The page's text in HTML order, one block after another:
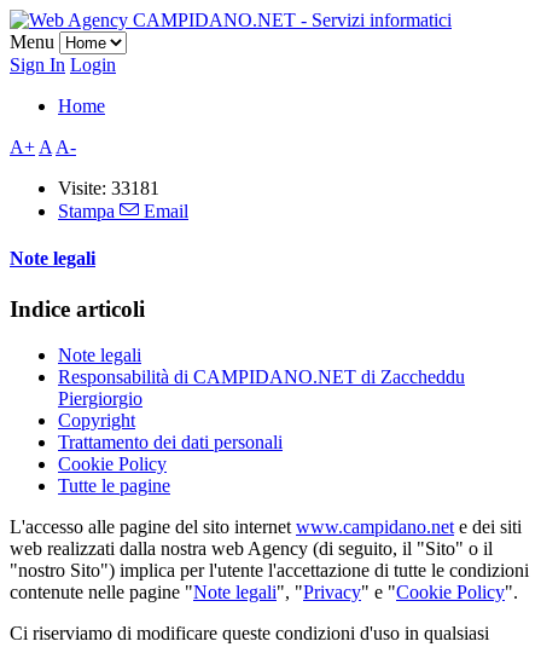
Menu
Sign In Login
Home
A+ A A-
Visite: 33181
Stampa
Email
Note legali
Indice articoli
Note legali
Responsabilità di CAMPIDANO.NET di Zaccheddu
Piergiorgio
Copyright
Trattamento dei dati personali
Cookie Policy
Tutte le pagine
L'accesso alle pagine del sito internet www.campidano.net e dei siti
web realizzati dalla nostra web Agency (di seguito, il "Sito" o il
"nostro Sito") implica per l'utente l'accettazione di tutte le condizioni
contenute nelle pagine "Note legali", "Privacy" e "Cookie Policy".
Ci riserviamo di modificare queste condizioni d'uso in qualsiasi